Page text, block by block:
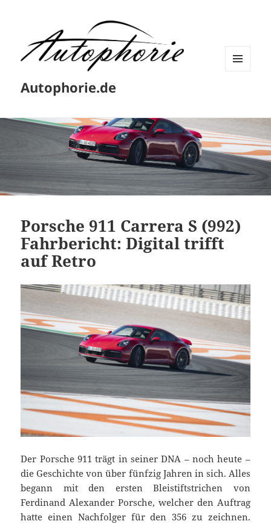
Autophorie.de
Porsche 911 Carrera S (992)
Fahrbericht: Digital trifft
auf Retro
Der Porsche 911 trägt in seiner DNA – noch heute –
die Geschichte von über fünfzig Jahren in sich. Alles
begann mit den ersten Bleistiftstrichen von
Ferdinand Alexander Porsche, welcher den Auftrag
hatte einen Nachfolger für den 356 zu zeichnen.